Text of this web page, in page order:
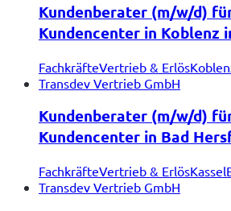
Kundenberater (m/w/d)
Kundencenter in Koblenz
FachkräfteVertrieb & Erlös
Transdev Vertrieb GmbH
Kundenberater (m/w/d)
Kundencenter in Bad
FachkräfteVertrieb & ErlösKassel
Transdev Vertrieb GmbH